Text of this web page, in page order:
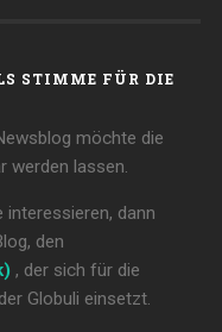
STIMME FÜR DIE
möchte die
werden lassen.
dann
den
, der sich für die
Globuli einsetzt.